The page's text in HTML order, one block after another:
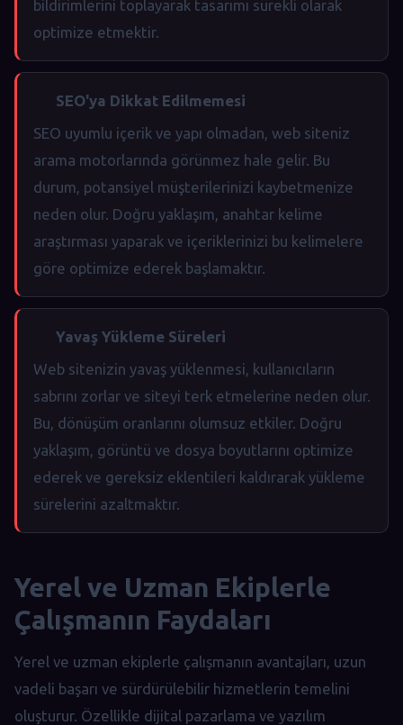
bildirimlerini toplayarak tasarımı sürekli olarak
optimize etmektir.
SEO'ya Dikkat Edilmemesi
SEO uyumlu içerik ve yapı olmadan, web siteniz
arama motorlarında görünmez hale gelir. Bu
durum, potansiyel müşterilerinizi kaybetmenize
neden olur. Doğru yaklaşım, anahtar kelime
araştırması yaparak ve içeriklerinizi bu kelimelere
göre optimize ederek başlamaktır.
Yavaş Yükleme Süreleri
Web sitenizin yavaş yüklenmesi, kullanıcıların
sabrını zorlar ve siteyi terk etmelerine neden olur.
Bu, dönüşüm oranlarını olumsuz etkiler. Doğru
yaklaşım, görüntü ve dosya boyutlarını optimize
ederek ve gereksiz eklentileri kaldırarak yükleme
sürelerini azaltmaktır.
Yerel ve Uzman Ekiplerle
Çalışmanın Faydaları
Yerel ve uzman ekiplerle çalışmanın avantajları, uzun
vadeli başarı ve sürdürülebilir hizmetlerin temelini
oluşturur. Özellikle dijital pazarlama ve yazılım